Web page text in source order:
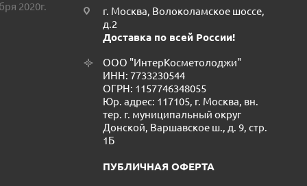
2020г.
г. Москва, Волоколамское шоссе,
д.2
Доставка по всей России!
ООО "ИнтерКосметолоджи"
ИНН: 7733230544
ОГРН: 1157746348055
Юр. адрес: 117105, г. Москва, вн.
тер. г. муниципальный округ
Донской, Варшавское ш., д. 9, стр.
1Б
ПУБЛИЧНАЯ ОФЕРТА